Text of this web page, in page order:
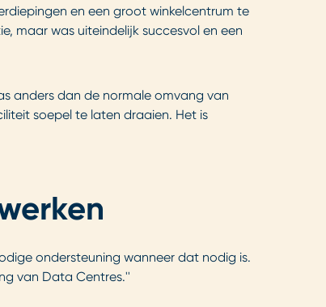
en een groot winkelcentrum te
maar was uiteindelijk succesvol en een
anders dan de normale omvang van
soepel te laten draaien. Het is
ondersteuning wanneer dat nodig is.
van Data Centres.''